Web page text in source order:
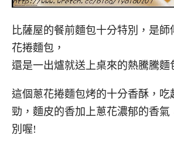
比薩屋的餐前麵包十分特別，是師
花捲麵包，
還是一出爐就送上桌來的熱騰騰麵
這個蔥花捲麵包烤的十分香酥，吃
勁，麵皮的香加上蔥花濃郁的香氣
別喔!